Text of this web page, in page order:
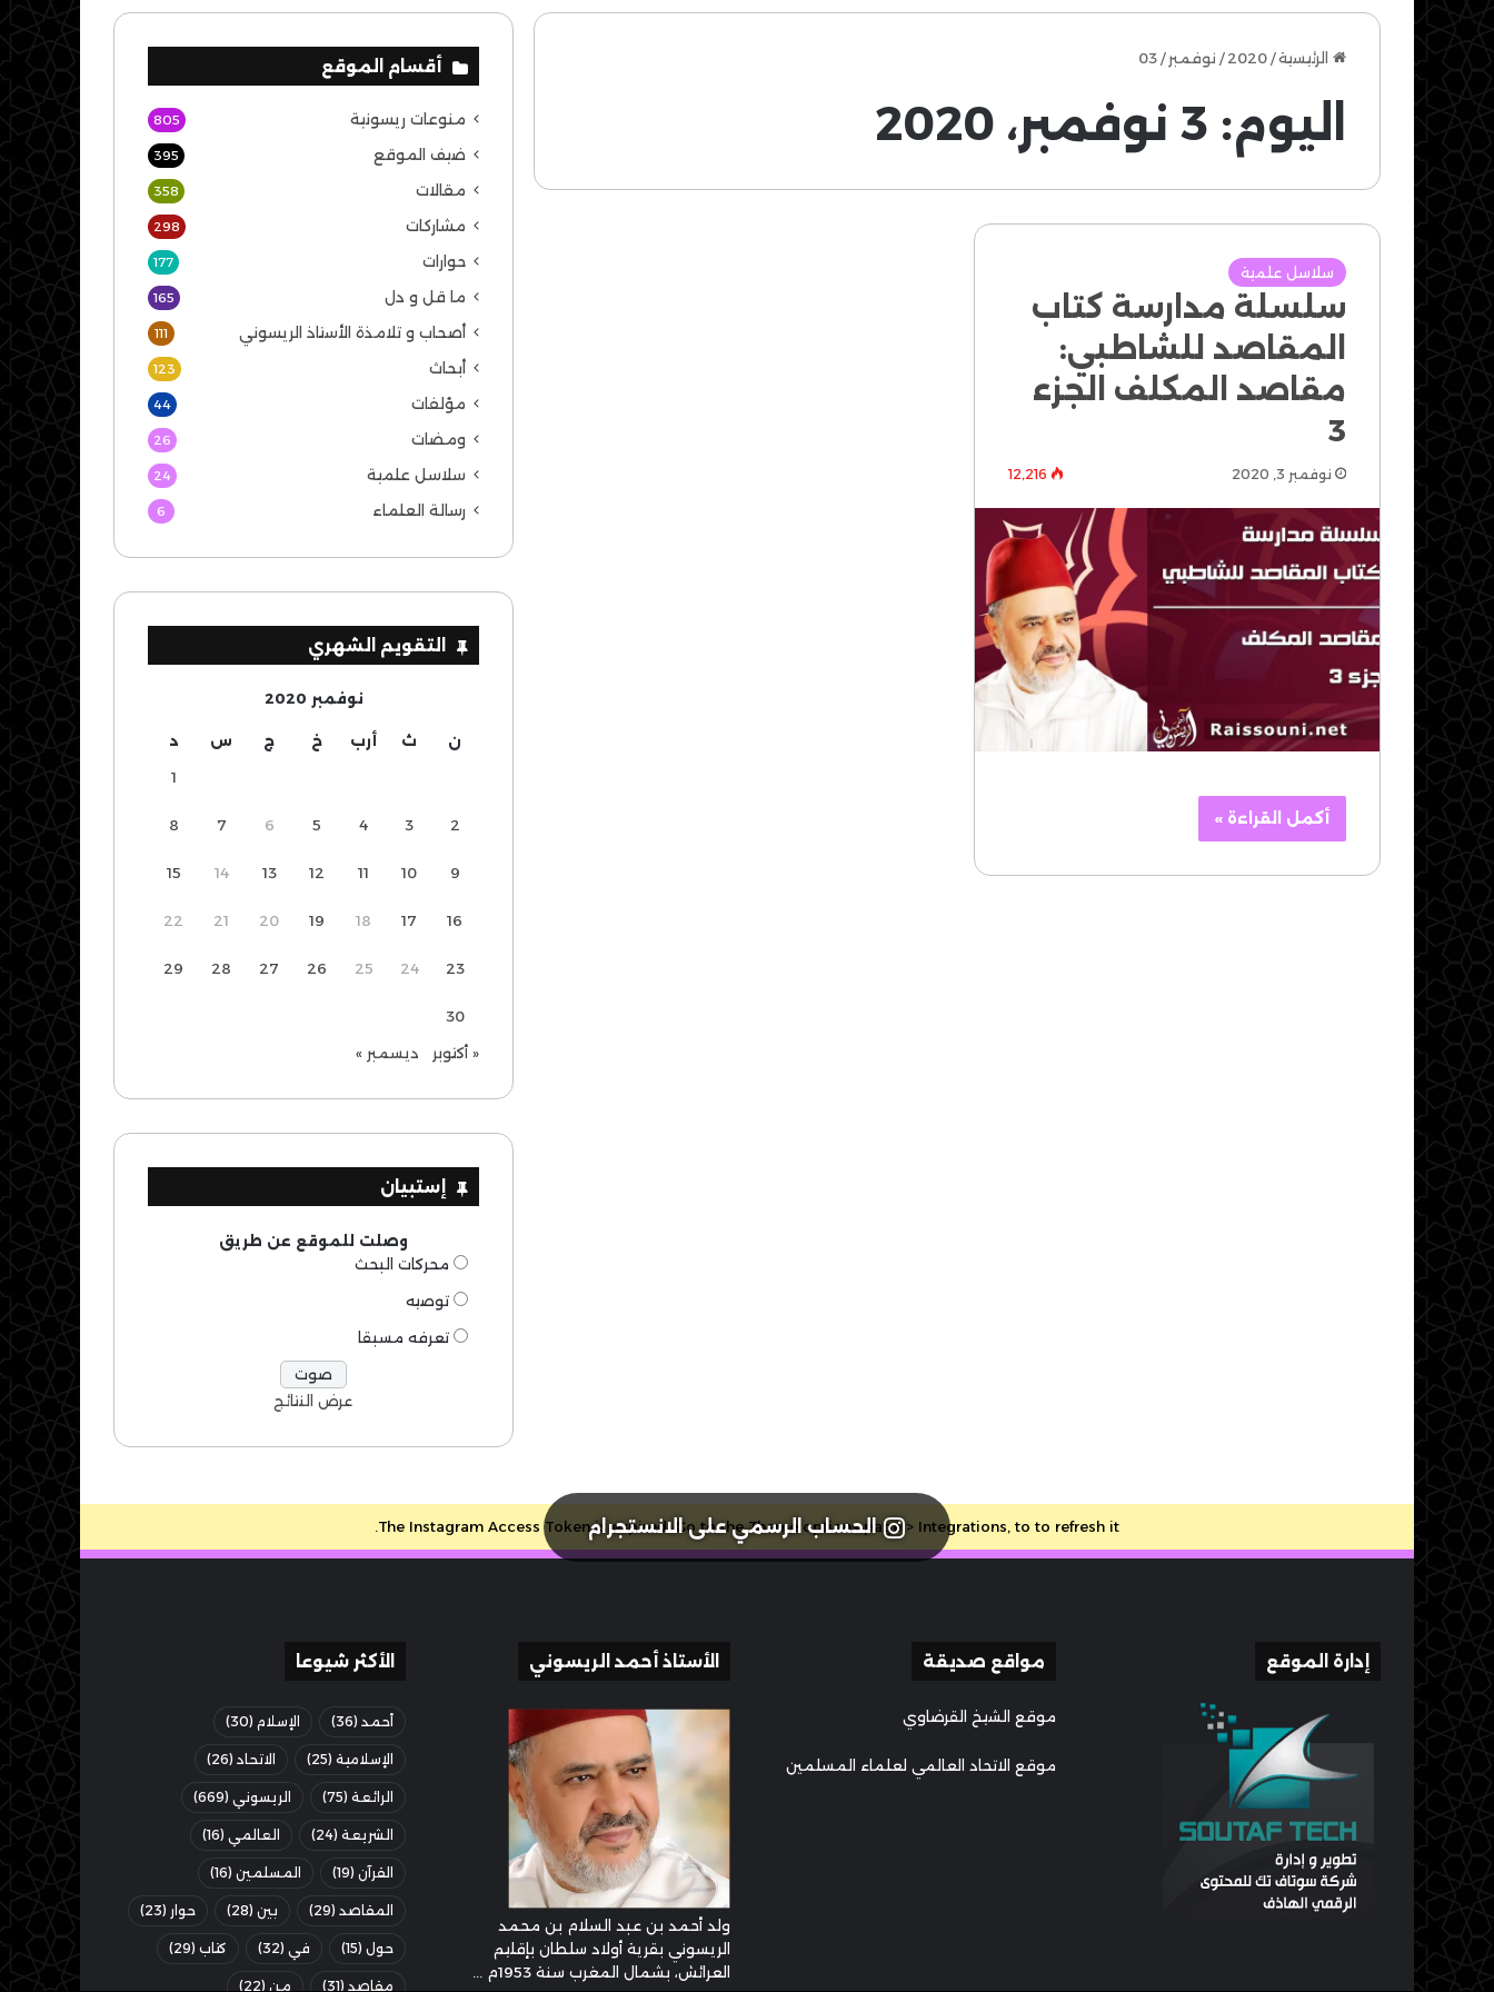
الرئيسية/
2020
/ نوفمبر /
03
اليوم: 3 نوفمبر، 2020
سلاسل علمية
سلسلة مدارسة كتاب
المقاصد للشاطبي:
مقاصد المكلف الجزء
3
نوفمبر 3, 2020 12٬216
أكمل القراءة »
أقسام الموقع
منوعات ريسونية 805
ضيف الموقع 395
مقالات 358
مشاركات 298
حوارات 177
ما قل و دل 165
أصحاب و تلامذة الأستاذ الريسوني 111
أبحاث 123
مؤلفات 44
ومضات 26
سلاسل علمية 24
رسالة العلماء 6
التقويم الشهري
نوفمبر 2020
ن ث أرب خ ج س د
1
2
3
4
5
6
7
8
9
10
11
12
13
14
15
16
17
18
19
20
21
22
23
24
25
26
27
28
29
30
« أكتوبر ديسمبر »
إستبيان
وصلت للموقع عن طريق
محركات البحث
توصيه
تعرفه مسبقا
عرض النتائج
الحساب الرسمي على الانستجرام
The Instagram Access Token is expired, Go to the Theme options page > Integrations, to to refresh it.
إدارة الموقع مواقع صديقة
موقع الشيخ القرضاوي
موقع الاتحاد العالمي لعلماء المسلمين
الأستاذ أحمد الريسوني
ولد أحمد بن عبد السلام بن محمد
الريسوني بقرية أولاد سلطان بإقليم
العرائش، بشمال المغرب سنة 1953م ...
الأكثر شيوعا
أحمد (36) الإسلام (30)
الإسلامية (25) الاتحاد (26)
الرائعة (75) الريسوني (669)
الشريعة (24) العالمي (16)
القرآن (19) المسلمين (16)
المقاصد (29) بين (28) حوار (23)
حول (15) في (32) كتاب (29)
مقاصد (31) من (22)